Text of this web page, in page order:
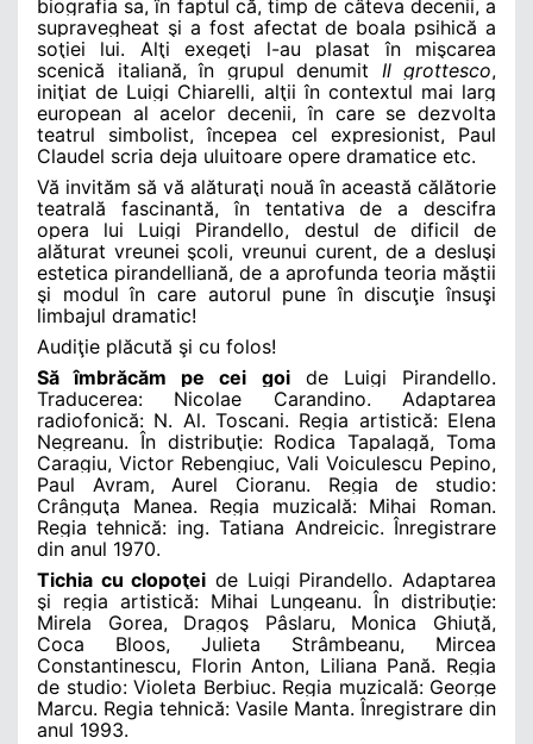
biografia sa, în faptul că, timp de câteva decenii, a
supravegheat şi a fost afectat de boala psihică a
soţiei lui. Alţi exegeţi l-au plasat în mişcarea
scenică italiană, în grupul denumit Il grottesco,
iniţiat de Luigi Chiarelli, alţii în contextul mai larg
european al acelor decenii, în care se dezvolta
teatrul simbolist, începea cel expresionist, Paul
Claudel scria deja uluitoare opere dramatice etc.
Vă invităm să vă alăturaţi nouă în această călătorie
teatrală fascinantă, în tentativa de a descifra
opera lui Luigi Pirandello, destul de dificil de
alăturat vreunei şcoli, vreunui curent, de a desluşi
estetica pirandelliană, de a aprofunda teoria măştii
şi modul în care autorul pune în discuţie însuşi
limbajul dramatic!
Audiţie plăcută şi cu folos!
Să îmbrăcăm pe cei goi
de Luigi Pirandello.
Traducerea: Nicolae Carandino. Adaptarea
radiofonică: N. Al. Toscani. Regia artistică: Elena
Negreanu. În distribuţie: Rodica Tapalagă, Toma
Caragiu, Victor Rebengiuc, Vali Voiculescu Pepino,
Paul Avram, Aurel Cioranu. Regia de studio:
Crânguţa Manea. Regia muzicală: Mihai Roman.
Regia tehnică: ing. Tatiana Andreicic. Înregistrare
din anul 1970.
Tichia cu clopoţei de Luigi Pirandello. Adaptarea
şi regia artistică: Mihai Lungeanu. În distribuţie:
Mirela Gorea, Dragoş Pâslaru, Monica Ghiuţă,
Coca Bloos, Julieta Strâmbeanu, Mircea
Constantinescu, Florin Anton, Liliana Pană. Regia
de studio: Violeta Berbiuc. Regia muzicală: George
Marcu. Regia tehnică: Vasile Manta. Înregistrare din
anul 1993.